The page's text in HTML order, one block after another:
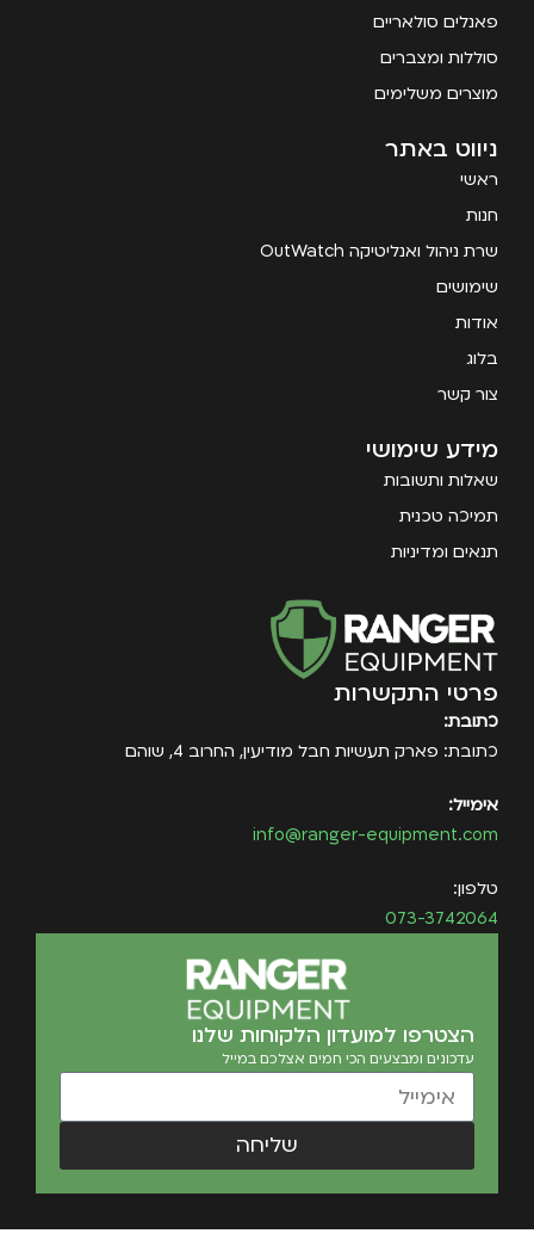
פאנלים סולאריים
סוללות ומצברים
מוצרים משלימים
ניווט באתר
ראשי
חנות
שרת ניהול ואנליטיקה OutWatch
שימושים
אודות
בלוג
צור קשר
מידע שימושי
שאלות ותשובות
תמיכה טכנית
תנאים ומדיניות
פרטי התקשרות
כתובת:
כתובת: פארק תעשיות חבל מודיעין, החרוב 4, שוהם
אימייל:
info@ranger-equipment.com
טלפון:
073-3742064
הצטרפו למועדון הלקוחות שלנו
עדכונים ומבצעים הכי חמים אצלכם במייל
שליחה